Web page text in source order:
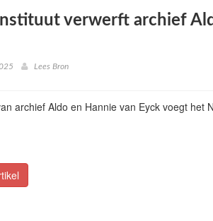
verwerft archief
Lees Bron
archief Aldo en Hannie van Eyck voegt het